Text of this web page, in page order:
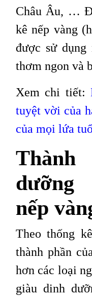
Châu Âu, …
kê nếp vàng
được sử
thơm ngon và
Xem chi tiết:
tuyệt vời của
của mọi lứa
nếp
Theo thống
thành phần
hơn các loại
giàu dinh